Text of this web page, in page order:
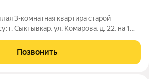
3-комнатная квартира старой
г. Сыктывкар, ул. Комарова, д. 22, на 1
комнаты смежные, выходят на улицу,
Позвонить